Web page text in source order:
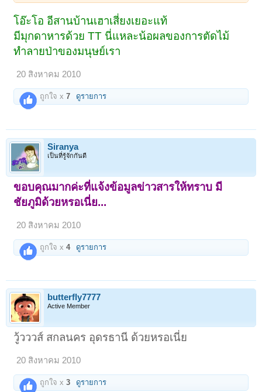
โอ๊ะโอ อีสานบ้านเฮาเสี่ยงเยอะแท้
มีมุกดาหารด้วย TT นี่แหละน้อผลของการตัดไม้
ทำลายป่าของมนุษย์เรา
20 สิงหาคม 2010
ถูกใจ x7 ดูรายการ
Siranya
เป็นที่รู้จักกันดี
ขอบคุณมากค่ะที่แจ้งข้อมูลข่าวสารให้ทราบ มี
ชัยภูมิด้วยหรอเนี่ย...
20 สิงหาคม 2010
ถูกใจ x4 ดูรายการ
butterfly7777
Active Member
วู้วววส์ สกลนคร อุดรธานี ด้วยหรอเนี่ย
20 สิงหาคม 2010
ถูกใจ x3 ดูรายการ